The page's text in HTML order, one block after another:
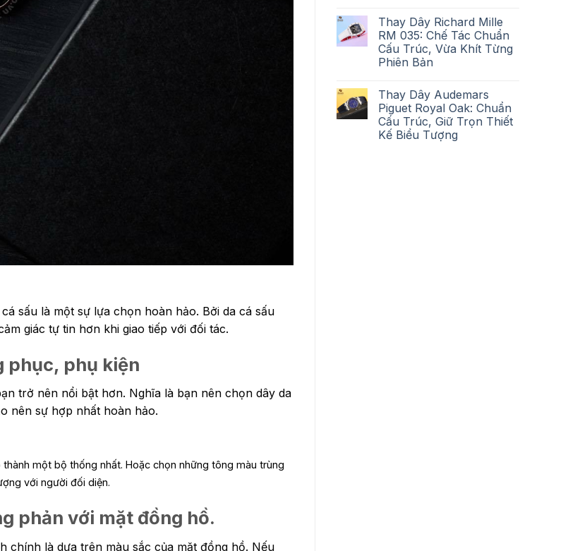
sấu là một sự lựa chọn hoàn hảo. Bởi da cá sấu
giác tự tin hơn khi giao tiếp với đối tác.
phục, phụ kiện
trở nên nổi bật hơn. Nghĩa là bạn nên chọn dây da
nên sự hợp nhất hoàn hảo.
một bộ thống nhất. Hoặc chọn những tông màu trùng
với người đối diện.
phản với mặt đồng hồ.
chính là dựa trên màu sắc của mặt đồng hồ. Nếu
Thay Dây Richard Mille
RM 035: Chế Tác Chuẩn
Cấu Trúc, Vừa Khít Từng
Phiên Bản
Thay Dây Audemars
Piguet Royal Oak: Chuẩn
Cấu Trúc, Giữ Trọn Thiết
Kế Biểu Tượng